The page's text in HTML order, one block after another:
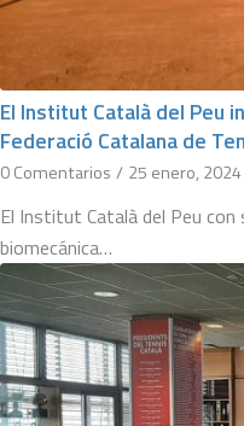
El Institut Català del Peu
Federació Catalana de
0 Comentarios / 25 enero, 2024
El Institut Català del Peu con
biomecánica…